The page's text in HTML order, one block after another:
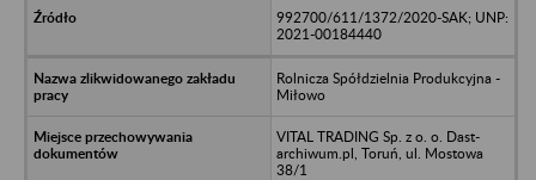
992700/611/1372/2020-SAK; UNP:
2021-00184440
Rolnicza Spółdzielnia Produkcyjna -
Miłowo
VITAL TRADING Sp. z o. o. Dast-
archiwum.pl, Toruń, ul. Mostowa
38/1